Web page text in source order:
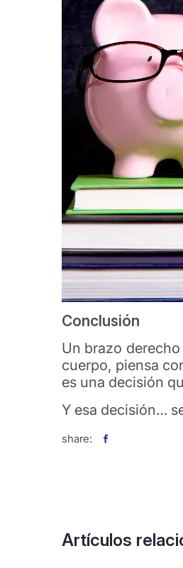
Conclusión
Un brazo
cuerpo, piensa
es una decisión
Y esa decisión…
share:
Artículos